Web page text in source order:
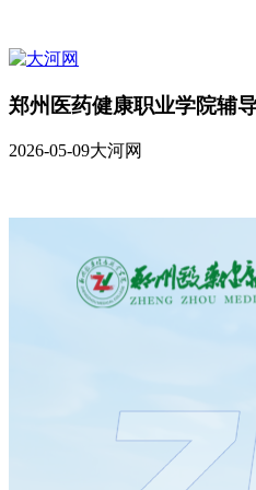
郑州医药健康职业学院辅
2026-05-09大河网